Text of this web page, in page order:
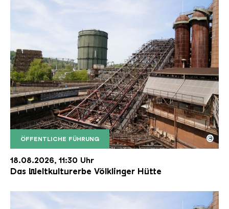
ÖFFENTLICHE FÜHRUNG
Der Erzschrägaufzug der Völklinger Hütte mit
Copyright: Weltkulturerbe Völklinger Hütte | Karl
©
18.08.2026, 11:30 Uhr
Das Weltkulturerbe Völklinger Hütte